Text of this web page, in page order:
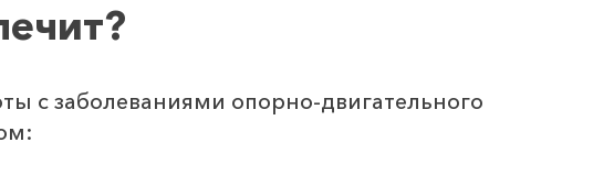
с заболеваниями опорно-двигательного